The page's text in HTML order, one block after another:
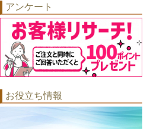
アンケート
お役立ち情報